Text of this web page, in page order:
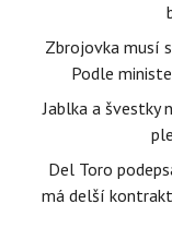
Zbrojovka musí
Podle
Jablka a švestky
Del Toro
má delší